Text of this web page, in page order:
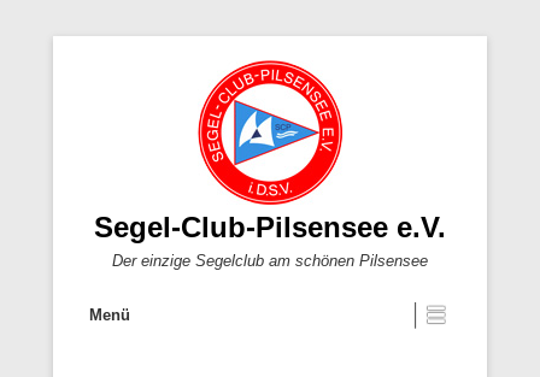
Segel-Club-Pilsensee e.V.
Der einzige Segelclub am schönen Pilsensee
Menü